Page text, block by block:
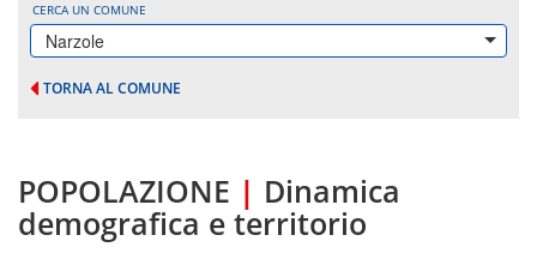
CERCA UN COMUNE
Narzole
TORNA AL COMUNE
POPOLAZIONE | Dinamica
demografica e territorio